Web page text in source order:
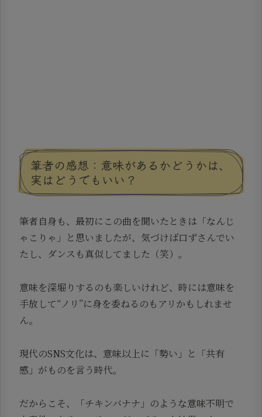
筆者の感想：意味があるかどうかは、
実はどうでもいい？
筆者自身も、最初にこの曲を聞いたときは「なんじ
ゃこりゃ」と思いましたが、気づけば口ずさんでい
たし、ダンスも真似してました（笑）。
意味を深堀りするのも楽しいけれど、時には意味を
手放して“ノリ”に身を委ねるのもアリかもしれませ
ん。
現代のSNS文化は、意味以上に「勢い」と「共有
感」がものを言う時代。
だからこそ、「チキンバナナ」のような意味不明で